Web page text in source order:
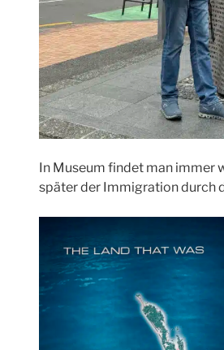
In Museum findet man immer
später der Immigration durch